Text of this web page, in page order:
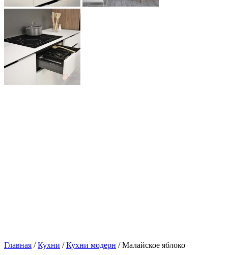
Главная /Кухни /Кухни модерн / Малайское яблоко